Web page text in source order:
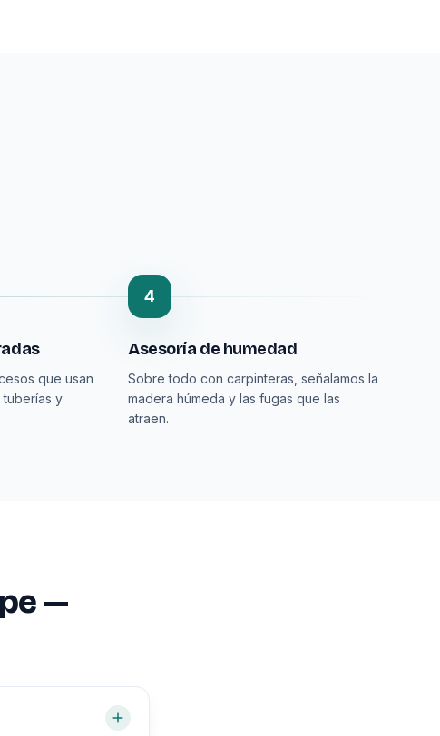
que usan
tuberías y
4
Asesoría de humedad
Sobre todo con carpinteras, señalamos la
madera húmeda y las fugas que las
atraen.
—